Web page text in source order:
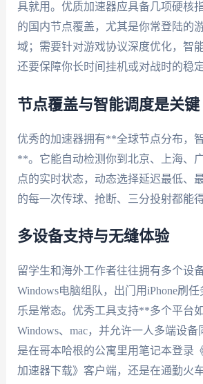
具就用。优质加速器应具备几项硬核
的国内节点覆盖，尤其是你常登陆的
域；需要针对游戏协议深度优化，智
还要保障你长时间挂机或对战时的稳定
节点覆盖与智能调度是关键
优秀的加速器拥有**全球节点分布，
**。它能自动检测你到北京、上海、
点的实时状态，动态选择延迟最低、
的每一次传球、抢断、三分投射都能
多设备支持与无缝体验
留学生和海外工作者往往拥有多个设
Windows电脑组队，出门用iPhone刷
乐是常态。优秀工具支持**多个平台如
Windows、mac，并允许一人多端设
是在哥本哈根的公寓里用笔记本登录
加速器下载》客户端，还是在通勤火